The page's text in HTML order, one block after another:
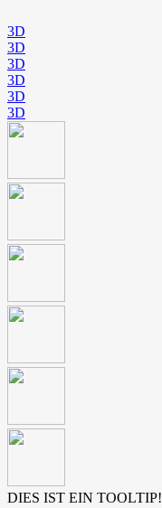
3D
3D
3D
3D
3D
3D
DIES IST EIN TOOLTIP!